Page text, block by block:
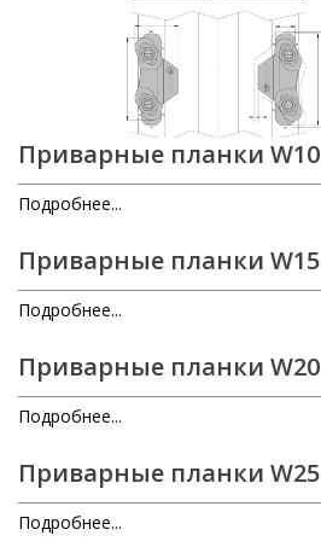
Приварные планки W10
Подробнее...
Приварные планки W15
Подробнее...
Приварные планки W20
Подробнее...
Приварные планки W25
Подробнее...